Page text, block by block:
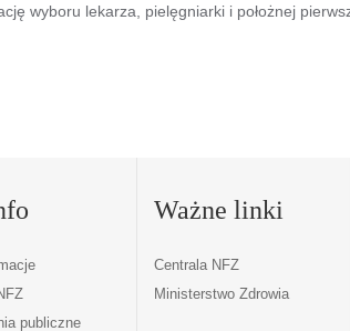
wyboru lekarza, pielęgniarki i położnej
publiczne
Ważne linki
Centrala NFZ
Ministerstwo Zdrowia